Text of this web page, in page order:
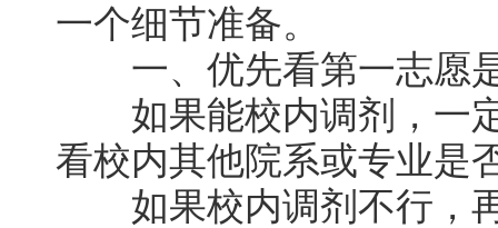
一个细节准备。
一、优先看第一志愿
如果能校内调剂，一定
看校内其他院系或专业是
如果校内调剂不行，再